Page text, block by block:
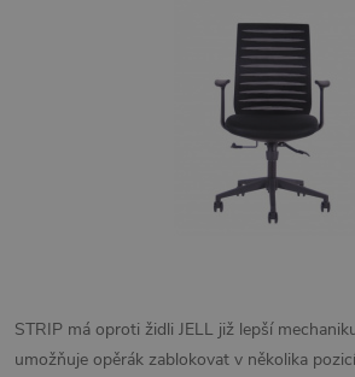
STRIP má oproti židli JELL již lepší
umožňuje opěrák zablokovat v několika